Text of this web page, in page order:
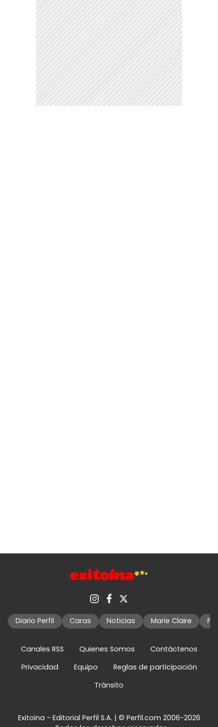
Diario Perfil Caras Noticias Marie Claire
Canales RSS Quienes Somos
Contáctenos
Privacidad
Equipo
Reglas de participación
Tránsito
Exitoina - Editorial Perfil S.A. | © Perfil.com 2006-2026